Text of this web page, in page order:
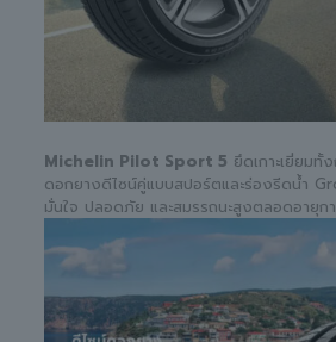
Michelin Pilot Sport 5 ยึดเกาะเยี่ยมทั้
ดอกยางดีไซน์คู่แบบสปอร์ตและร่องรีดน้ำ
มั่นใจ ปลอดภัย และสมรรถนะสูงตลอดอายุก